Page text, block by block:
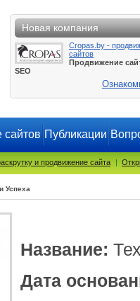
Новая компания
Cropas.by -
сайтов
Продвижение
SEO
Публикации
и продвижение сайта |
Успеха
Название:
Дата